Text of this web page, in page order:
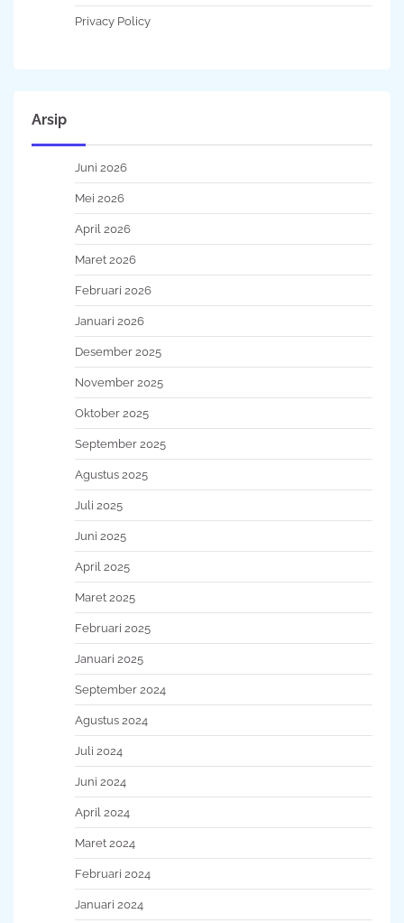
Privacy Policy
Arsip
Juni 2026
Mei 2026
April 2026
Maret 2026
Februari 2026
Januari 2026
Desember 2025
November 2025
Oktober 2025
September 2025
Agustus 2025
Juli 2025
Juni 2025
April 2025
Maret 2025
Februari 2025
Januari 2025
September 2024
Agustus 2024
Juli 2024
Juni 2024
April 2024
Maret 2024
Februari 2024
Januari 2024